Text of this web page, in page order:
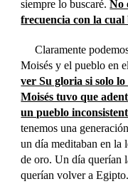
siempre lo buscaré.No
frecuencia con la
Claramente
Moisés y el pueblo en
ver Su gloria si solo
Moisés tuvo que
un pueblo
tenemos una
un día meditaban en la
de oro. Un día querían
querían volver a